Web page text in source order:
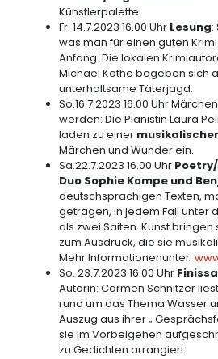
Künstlerpalette
Fr. 14.7.2023 16.00 Uhr Lesung:
was man für einen guten
Anfang. Die lokalen
Michael Kothe begeben sich
unterhaltsame Täterjagd.
So.16.7.2023 16.00 Uhr
werden: Die Pianistin Laura
laden zu einer
Märchen und Wunder ein.
Sa.22.7.2023 16.00 Uhr
Duo Sophie Kompe und
deutschsprachigen Texten,
getragen, in jedem Fall unter
als zwei Saiten. Kunst bringen
zum Ausdruck, die sie
Mehr Informationenunter.
So. 23.7.2023 16.00 Uhr
Autorin: Carmen Schnitzer
rund um das Thema Wasser
Auszug aus ihrer „
sie im Vorbeigehen
zu Gedichten arrangiert.